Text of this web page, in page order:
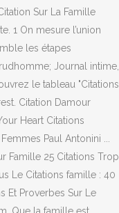
Sur La Famille
1 On mesure l’union
les étapes
Journal intime,
le tableau "Citations
Citation Damour
Heart Citations
Paul Antonini ...
Famille 25 Citations Trop
Le Citations famille : 40
Et Proverbes Sur Le